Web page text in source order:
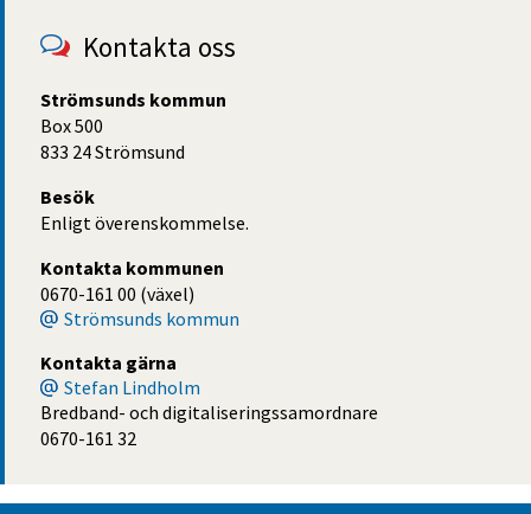
Kontakta oss
Strömsunds kommun
Box 500
833 24 Strömsund
Besök
Enligt överenskommelse.
Kontakta kommunen
0670-161 00 (växel)
Strömsunds kommun
Kontakta gärna
Stefan Lindholm
Bredband- och digitaliseringssamordnare
0670-161 32